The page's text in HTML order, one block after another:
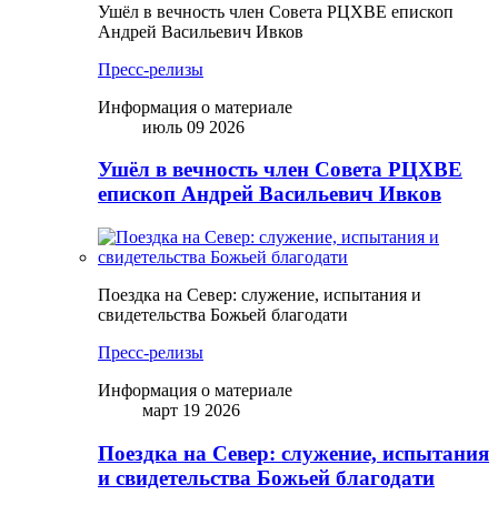
Ушёл в вечность член Совета РЦХВЕ епископ
Андрей Васильевич Ивков
Пресс-релизы
Информация о материале
июль 09 2026
Ушёл в вечность член Совета РЦХВЕ
епископ Андрей Васильевич Ивков
Поездка на Север: служение, испытания и
свидетельства Божьей благодати
Пресс-релизы
Информация о материале
март 19 2026
Поездка на Север: служение, испытания
и свидетельства Божьей благодати